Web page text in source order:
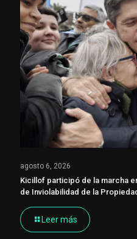
agosto 6, 2026
Kicillof participó de la marcha
de Inviolabilidad de la
Leer más